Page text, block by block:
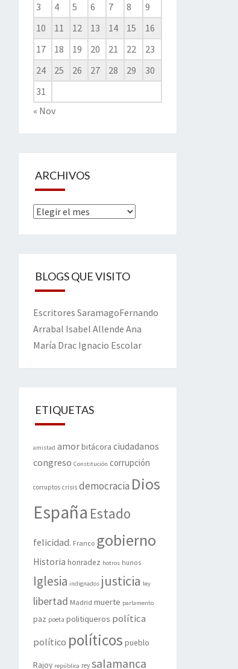
3
4 5 6 7 8
9
10
11 12 13 14 15
16
17
18 19 20 21 22
23
24
25 26 27 28 29
30
31
« Nov
ARCHIVOS
Archivos
BLOGS QUE VISITO
Escritores SaramagoFernando
Arrabal Isabel Allende Ana
María Drac Ignacio Escolar
ETIQUETAS
amistad amorbitácora ciudadanos
congreso Constitución corrupción
corruptos crisis democracia Dios
España Estado
felicidad. Franco gobierno
Historia honradez hotros hunos
Iglesia indignados justicia ley
libertad Madrid muerte parlamento
paz poeta politiqueros política
político políticos pueblo
Rajoy república rey salamanca